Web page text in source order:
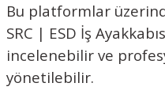
Bu platformlar
SRC | ESD İş
incelenebilir ve
yönetilebilir.